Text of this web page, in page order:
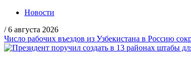
Новости
/ 6 августа 2026
Число рабочих въездов из Узбекистана в Россию